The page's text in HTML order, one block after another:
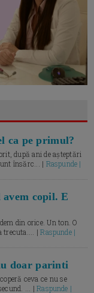
ca pe primul?
după ani de așteptări
însărc... | Raspunde |
avem copil. E
din orice. Un ton. O
trecuta.... |Raspunde |
doar parinti
ceva ce nu se
... |Raspunde |